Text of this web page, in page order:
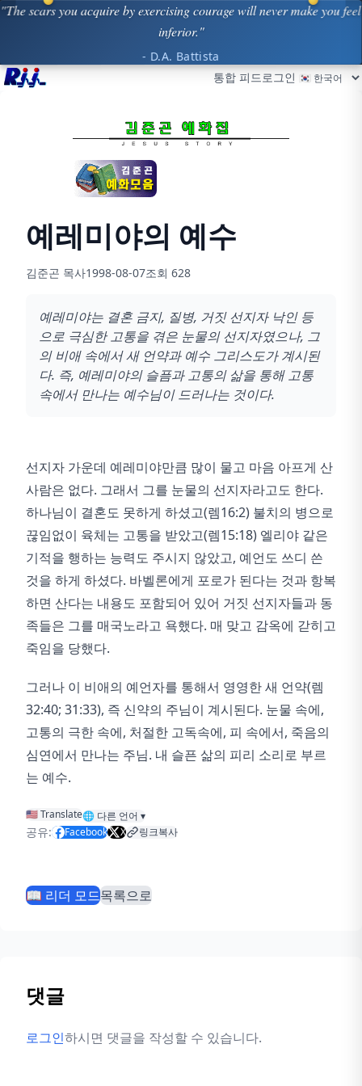
"The scars you acquire by exercising courage will never make you feel
inferior."
- D.A. Battista
통합 피드로그인
예레미야의 예수
김준곤 목사1998-08-07조회 628
예레미야는 결혼 금지, 질병, 거짓 선지자 낙인 등
으로 극심한 고통을 겪은 눈물의 선지자였으나, 그
의 비애 속에서 새 언약과 예수 그리스도가 계시된
다. 즉, 예레미야의 슬픔과 고통의 삶을 통해 고통
속에서 만나는 예수님이 드러나는 것이다.
선지자 가운데 예레미야만큼 많이 물고 마음 아프게 산
사람은 없다. 그래서 그를 눈물의 선지자라고도 한다.
하나님이 결혼도 못하게 하셨고(렘16:2) 불치의 병으로
끊임없이 육체는 고통을 받았고(렘15:18) 엘리야 같은
기적을 행하는 능력도 주시지 않았고, 예언도 쓰디 쓴
것을 하게 하셨다. 바벨론에게 포로가 된다는 것과 항복
하면 산다는 내용도 포함되어 있어 거짓 선지자들과 동
족들은 그를 매국노라고 욕했다. 매 맞고 감옥에 갇히고
죽임을 당했다.
그러나 이 비애의 예언자를 통해서 영영한 새 언약(렘
32:40; 31:33), 즉 신약의 주님이 계시된다. 눈물 속에,
고통의 극한 속에, 처절한 고독속에, 피 속에서, 죽음의
심연에서 만나는 주님. 내 슬픈 삶의 피리 소리로 부르
는 예수.
🇺🇸 Translate🌐 다른 언어 ▾
공유: Facebook X 링크복사
📖 리더 모드목록으로
댓글
로그인하시면 댓글을 작성할 수 있습니다.